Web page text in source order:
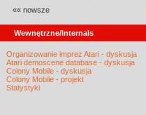
«« nowsze
Wewnętrzne/Internals
Organizowanie imprez Atari - dyskusja
Atari demoscene database - dyskusja
Colony Mobile - dyskusja
Colony Mobile - projekt
Statystyki